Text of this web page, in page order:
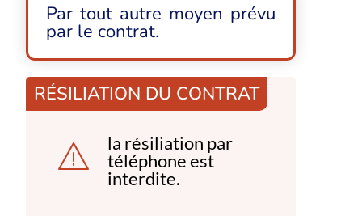
Par tout autre moyen prévu
par le contrat.
la résiliation par
téléphone est
interdite.
RÉSILIATION DU CONTRAT